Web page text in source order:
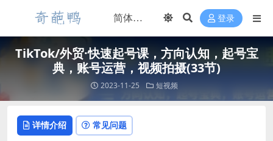
登录
TikTok/外贸·快速起号课，方向认知，起号宝
典，账号运营，视频拍摄(33节)
2023-11-25 短视频
详情介绍 常见问题